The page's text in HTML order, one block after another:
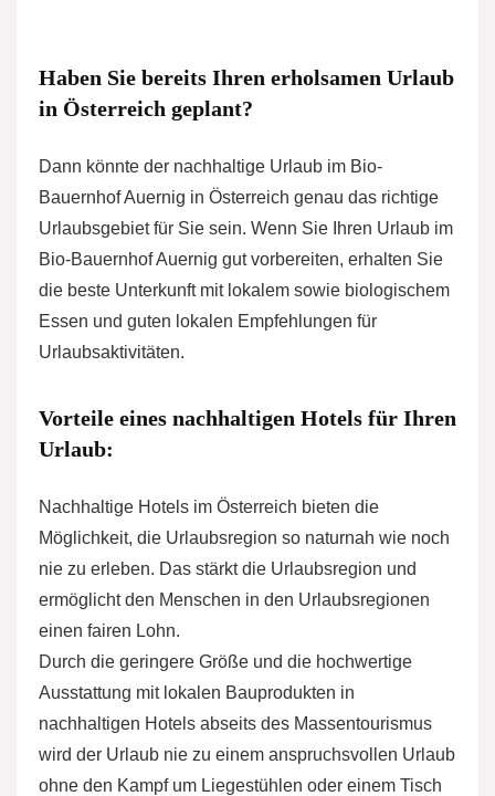
Haben Sie bereits Ihren erholsamen Urlaub
in Österreich geplant?
Dann könnte der nachhaltige Urlaub im Bio-
Bauernhof Auernig in Österreich genau das richtige
Urlaubsgebiet für Sie sein. Wenn Sie Ihren Urlaub im
Bio-Bauernhof Auernig gut vorbereiten, erhalten Sie
die beste Unterkunft mit lokalem sowie biologischem
Essen und guten lokalen Empfehlungen für
Urlaubsaktivitäten.
Vorteile eines nachhaltigen Hotels für Ihren
Urlaub:
Nachhaltige Hotels im Österreich bieten die
Möglichkeit, die Urlaubsregion so naturnah wie noch
nie zu erleben. Das stärkt die Urlaubsregion und
ermöglicht den Menschen in den Urlaubsregionen
einen fairen Lohn.
Durch die geringere Größe und die hochwertige
Ausstattung mit lokalen Bauprodukten in
nachhaltigen Hotels abseits des Massentourismus
wird der Urlaub nie zu einem anspruchsvollen Urlaub
ohne den Kampf um Liegestühlen oder einem Tisch